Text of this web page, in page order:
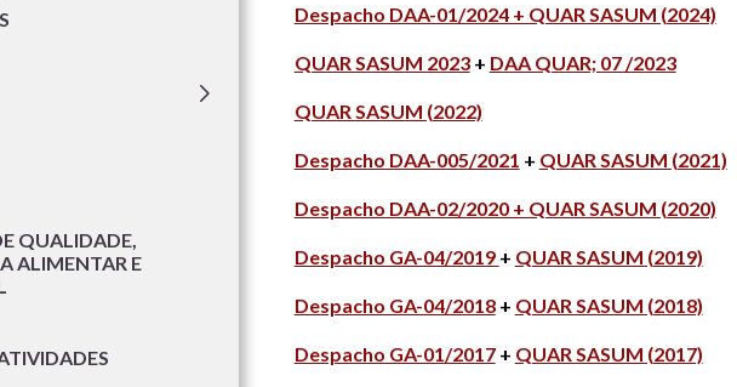
QUALIDADE,
ALIMENTAR E
Despacho DAA-01/2024 + QUAR SASUM (2024)
QUAR SASUM 2023+ DAA QUAR; 07 /2023
QUAR SASUM (2022)
Despacho DAA-005/2021 + QUAR SASUM (2021)
Despacho DAA-02/2020 + QUAR SASUM (2020)
Despacho GA-04/2019 + QUAR SASUM (2019)
Despacho GA-04/2018+ QUAR SASUM (2018)
Despacho GA-01/2017+ QUAR SASUM (2017)